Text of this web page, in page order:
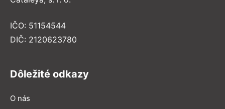
IČO: 51154544
DIČ: 2120623780
Dôležité odkazy
O nás